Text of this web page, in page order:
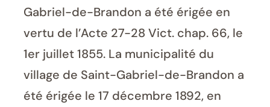
Gabriel-de-Brandon a été érigée en
vertu de l’Acte 27-28 Vict. chap. 66, le
1er juillet 1855. La municipalité du
village de Saint-Gabriel-de-Brandon a
été érigée le 17 décembre 1892, en